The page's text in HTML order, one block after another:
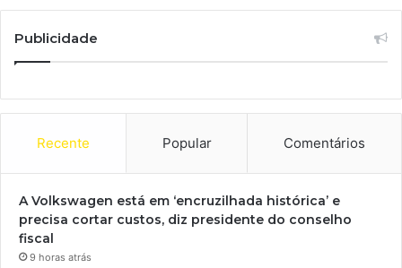
Publicidade
Recente Popular Comentários
A Volkswagen está em ‘encruzilhada histórica’ e
precisa cortar custos, diz presidente do conselho
fiscal
9 horas atrás